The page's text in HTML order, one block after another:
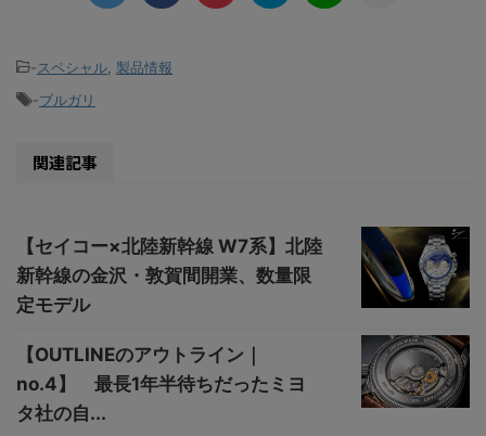
-スペシャル, 製品情報
-ブルガリ
関連記事
【セイコー×北陸新幹線 W7系】北陸
新幹線の金沢・敦賀間開業、数量限
定モデル
【OUTLINEのアウトライン｜
no.4】 最長1年半待ちだったミヨ
タ社の自...